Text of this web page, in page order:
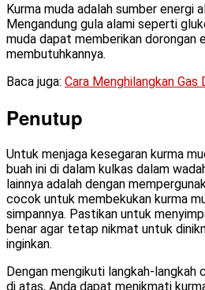
Kurma muda adalah sumber energi
Mengandung gula alami seperti
muda dapat memberikan dorongan
membutuhkannya.
Baca juga: Cara Menghilangkan Gas
Penutup
Untuk menjaga kesegaran kurma
buah ini di dalam kulkas dalam
lainnya adalah dengan
cocok untuk membekukan kurma
simpannya. Pastikan untuk
benar agar tetap nikmat untuk
inginkan.
Dengan mengikuti langkah-langkah
di atas, Anda dapat menikmati